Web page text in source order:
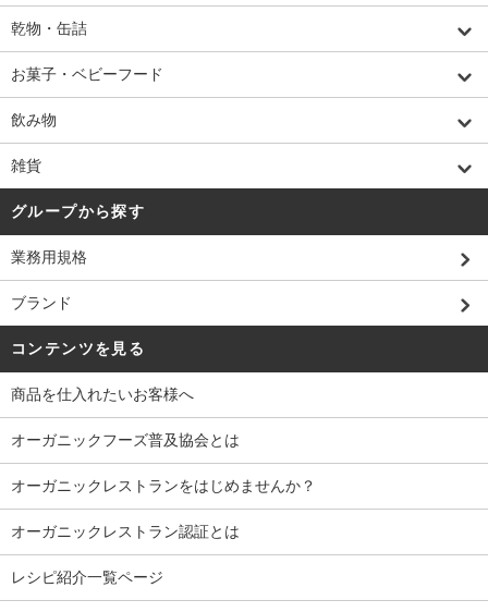
乾物・缶詰
お菓子・ベビーフード
飲み物
雑貨
グループから探す
業務用規格
ブランド
コンテンツを見る
商品を仕入れたいお客様へ
オーガニックフーズ普及協会とは
オーガニックレストランをはじめませんか？
オーガニックレストラン認証とは
レシピ紹介一覧ページ